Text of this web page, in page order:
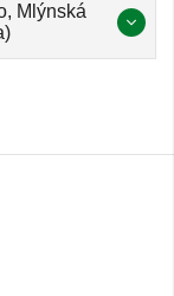
Mlýnská